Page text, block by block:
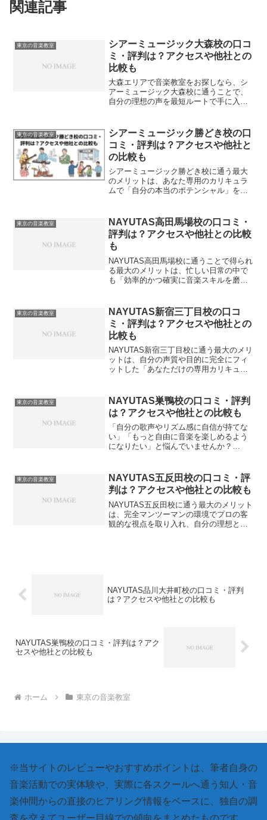
関連記事
東京の音楽教室
シアーミュージック大森校の口コ
ミ・評判は？アクセスや他社との
比較も
大森エリアで音楽教室をお探しなら、シ
アーミュージック大森校に通うことで、
自分の理想の声を最短ルートで手に入れ
的な視点を持った指導を受けることによ
り、独学では気づけなかった...
東京の音楽教室
シアーミュージック勝どき校の口
コミ・評判は？アクセスや他社と
の比較も
シアーミュージック勝どき校に通う最大
のメリットは、あなた専用のカリキュラ
ムで「自分の本当のポテンシャル」を引
ックが欠かせません。私は過去にボーカ
ル指導を受け、現在は複数...
東京の音楽教室
NAYUTAS高田馬場校の口コミ・
評判は？アクセスや他社との比較
も
NAYUTAS高田馬場校に通うことで得られ
る最大のメリットは、忙しい日常の中で
も「効率的かつ確実に音楽スキルを磨け
は気づけなかった癖や課題が明確にな
り、上達への階段をス...
東京の音楽教室
NAYUTAS新宿三丁目校の口コ
ミ・評判は？アクセスや他社との
比較も
NAYUTAS新宿三丁目校に通う最大のメリ
ットは、自分の声質や目的に完全にフィ
ットした「あなただけの専用カリキュラ
は、プロの客観的な視点を取り入れるこ
とで上達スピードが劇...
東京の音楽教室
NAYUTAS巣鴨校の口コミ・評判
は？アクセスや他社との比較も
「自分の歌声やリズム感に自信が持てな
い」「もっと自由に音楽を楽しめるよう
になりたい」と悩んでいませんか？
の個性や目的に合わせたプロの指導を独
り占めできることです。私...
東京の音楽教室
NAYUTAS五反田校の口コミ・評
判は？アクセスや他社との比較も
NAYUTAS五反田校に通う最大のメリット
は、完全マンツーマンの環境でプロの客
観的な視点を取り入れ、自分の理想とす
NAYUTAS品川大井町校の口コミ・評判
は？アクセスや他社との比較も
NAYUTAS巣鴨校の口コミ・評判は？アク
セスや他社との比較も
ホーム 東京の音楽教室
※当サイトのレビューやおすすめポイントは、筆者自身の
音楽活動での実体験や、実際に各スクールへ通う知人・音
楽仲間からの直接のヒアリング情報をベースに、独自の調